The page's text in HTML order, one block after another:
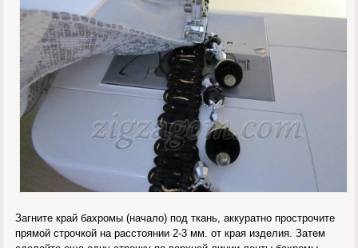
Загните край бахромы (начало) под ткань, аккуратно прострочите
прямой строчкой на расстоянии 2-3 мм. от края изделия. Затем